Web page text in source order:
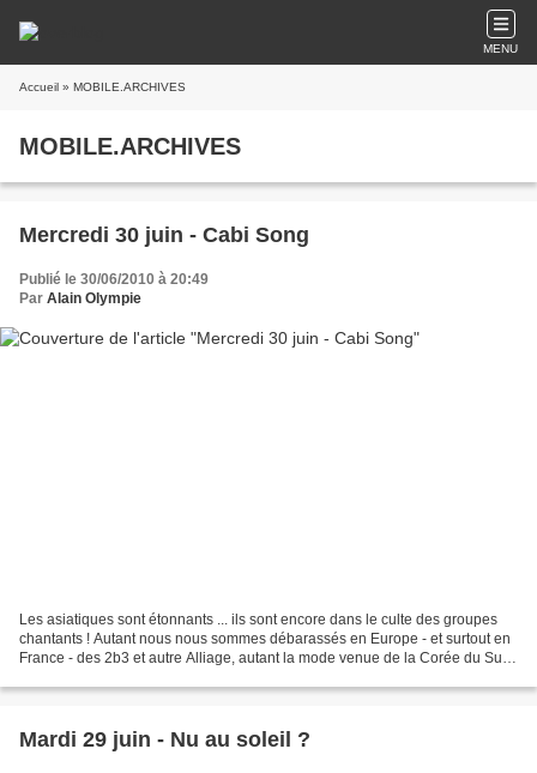
MENU
Accueil » MOBILE.ARCHIVES
MOBILE.ARCHIVES
Mercredi 30 juin - Cabi Song
Publié le 30/06/2010 à 20:49
Par Alain Olympie
Les asiatiques sont étonnants ... ils sont encore dans le culte des groupes
chantants ! Autant nous nous sommes débarassés en Europe - et surtout en
France - des 2b3 et autre Alliage, autant la mode venue de la Corée du Sud
Mardi 29 juin - Nu au soleil ?